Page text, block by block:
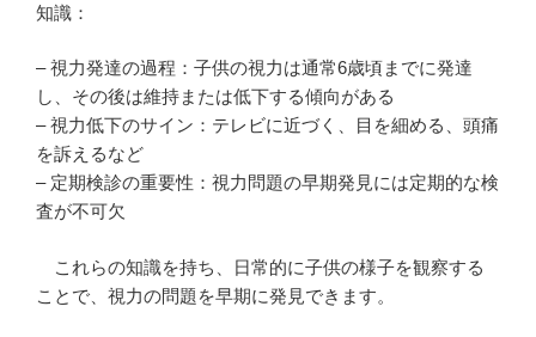
知識：
– 視力発達の過程：子供の視力は通常6歳頃までに発達
し、その後は維持または低下する傾向がある
– 視力低下のサイン：テレビに近づく、目を細める、頭痛
を訴えるなど
– 定期検診の重要性：視力問題の早期発見には定期的な検
査が不可欠
これらの知識を持ち、日常的に子供の様子を観察する
ことで、視力の問題を早期に発見できます。